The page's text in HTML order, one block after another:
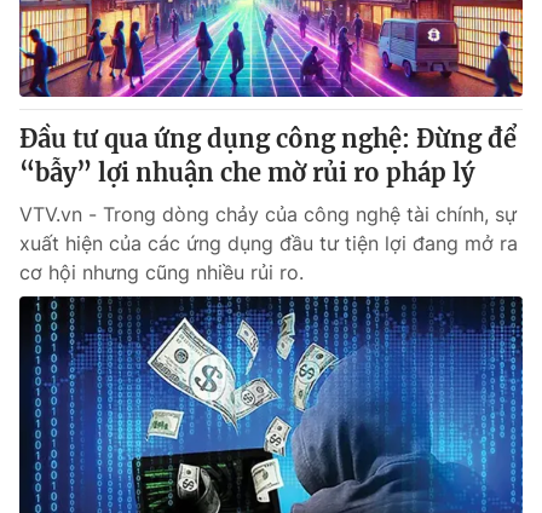
VTV4 Vươn mình bằng AI
VTV9 VTV8
Liên hệ tòa soạn
THỜI BÁO VTV
Theo dõi báo trên
Cơ quan chủ quản:Đài Truyền hình Việt Nam
Cơ quan báo chí:Thời báo VTV
Đầu tư qua ứng dụng công nghệ: Đừng để
“bẫy” lợi nhuận che mờ rủi ro pháp lý
VTV.vn - Trong dòng chảy của công nghệ tài chính, sự
xuất hiện của các ứng dụng đầu tư tiện lợi đang mở ra
cơ hội nhưng cũng nhiều rủi ro.